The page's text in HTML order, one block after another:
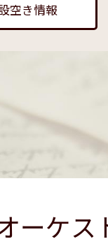
空き情報
ーケス